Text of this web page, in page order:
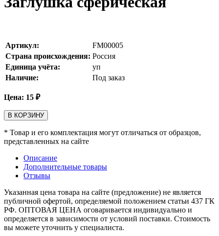
Артикул:
FM00005
Страна происхождения: Россия
Единица учёта:
уп
Наличие:
Под заказ
Цена: 15 ₽
В КОРЗИНУ
* Товар и его комплектация могут отличаться от образцов,
представленных на сайте
Описание
Дополнительные товары
Отзывы
Указанная цена товара на сайте (предложение) не является
публичной офертой, определяемой положением статьи 437 ГК
РФ. ОПТОВАЯ ЦЕНА оговаривается индивидуально и
определяется в зависимости от условий поставки. Стоимость
вы можете уточнить у специалиста.